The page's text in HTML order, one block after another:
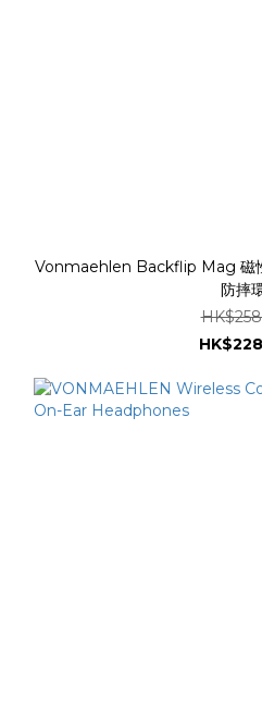
Vonmaehlen Backflip Mag 磁
防摔